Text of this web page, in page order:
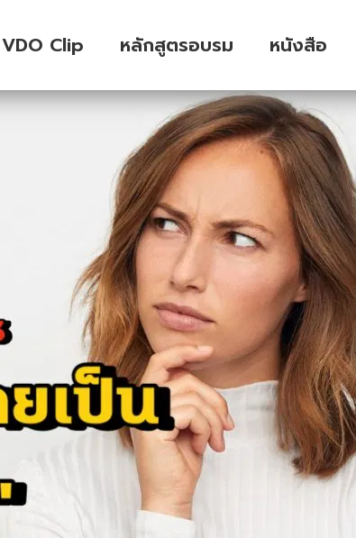
VDO Clip หลักสูตรอบรม หนังสือ